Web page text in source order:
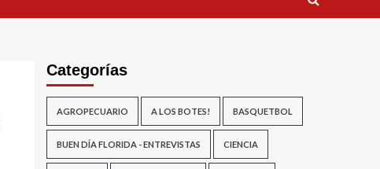
Categorías
AGROPECUARIO A LOS BOTES! BASQUETBOL
BUEN DÍA FLORIDA - ENTREVISTAS CIENCIA